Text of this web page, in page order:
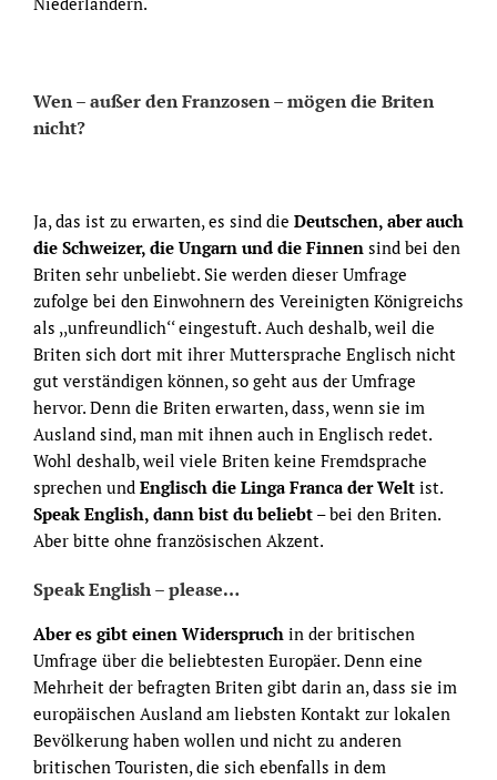
Wen – außer den Franzosen – mögen die Briten
nicht?
Ja, das ist zu erwarten, es sind die Deutschen, aber auch
die Schweizer, die Ungarn und die Finnen sind bei den
Briten sehr unbeliebt. Sie werden dieser Umfrage
zufolge bei den Einwohnern des Vereinigten Königreichs
als ,,unfreundlich‘‘ eingestuft. Auch deshalb, weil die
Briten sich dort mit ihrer Muttersprache Englisch nicht
gut verständigen können, so geht aus der Umfrage
hervor. Denn die Briten erwarten, dass, wenn sie im
Ausland sind, man mit ihnen auch in Englisch redet.
Wohl deshalb, weil viele Briten keine Fremdsprache
sprechen und Englisch die Linga Franca der Welt ist.
Speak English, dann bist du beliebt – bei den Briten.
Aber bitte ohne französischen Akzent.
Speak English – please…
Aber es gibt einen Widerspruch in der britischen
Umfrage über die beliebtesten Europäer. Denn eine
Mehrheit der befragten Briten gibt darin an, dass sie im
europäischen Ausland am liebsten Kontakt zur lokalen
Bevölkerung haben wollen und nicht zu anderen
britischen Touristen, die sich ebenfalls in dem